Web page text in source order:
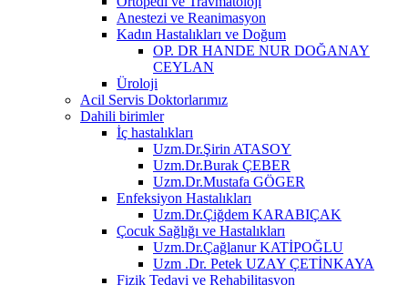
Anestezi ve Reanimasyon
Kadın Hastalıkları ve Doğum
OP. DR HANDE NUR DOĞANAY
CEYLAN
Üroloji
Acil Servis Doktorlarımız
Dahili birimler
İç hastalıkları
Uzm.Dr.Şirin ATASOY
Uzm.Dr.Burak ÇEBER
Uzm.Dr.Mustafa GÖGER
Enfeksiyon Hastalıkları
Uzm.Dr.Çiğdem KARABIÇAK
Çocuk Sağlığı ve Hastalıkları
Uzm.Dr.Çağlanur KATİPOĞLU
Uzm .Dr. Petek UZAY ÇETİNKAYA
Fizik Tedavi ve Rehabilitasyon